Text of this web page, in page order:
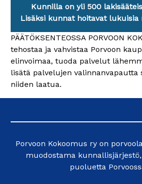
Kunnilla on yli 500
Lisäksi kunnat hoitavat lukuisia
PÄÄTÖKSENTEOSSA PORVOON
tehostaa ja vahvistaa Porvoon
elinvoimaa, tuoda palvelut
lisätä palvelujen valinnanvapautta
niiden laatua.
Porvoon Kokoomus ry on
muodostama
puoluetta